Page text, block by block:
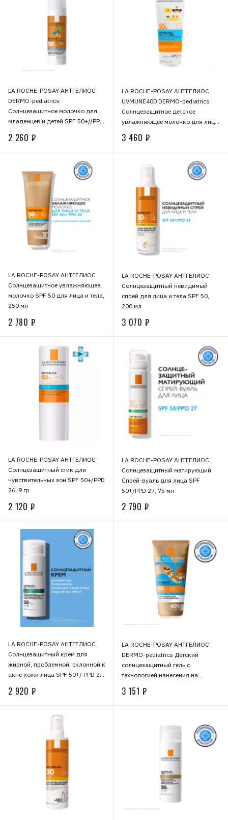
LA ROCHE-POSAY АНТГЕЛИОС
DERMO-pediatrics
Солнцезащитное молочко для
младенцев и детей SPF 50+//PPD
2 260 ₽
LA ROCHE-POSAY АНТГЕЛИОС
UVMUNE400 DERMO-pediatrics
Солнцезащитное детское
увлажняющее молочко для лица
3 460 ₽
LA ROCHE-POSAY АНТГЕЛИОС
Солнцезащитное увлажняющее
молочко SPF 50 для лица и тела,
250 мл
2 780 ₽
LA ROCHE-POSAY АНТГЕЛИОС
Солнцезащитный невидимый
спрей для лица и тела SPF 50,
200 мл
3 070 ₽
LA ROCHE-POSAY АНТГЕЛИОС
Солнцезащитный стик для
чувствительных зон SPF 50+/PPD
26, 9 гр
2 120 ₽
LA ROCHE-POSAY АНТГЕЛИОС
Солнцезащитный матирующий
Спрей-вуаль для лица SPF
50+/PPD 27, 75 мл
2 790 ₽
LA ROCHE-POSAY АНТГЕЛИОС
Солнцезащитный крем для
жирной, проблемной, склонной к
акне кожи лица SPF 50+/ PPD 27,
2 920 ₽
LA ROCHE-POSAY АНТГЕЛИОС
DERMO-pediatrics Детский
солнцезащитный гель с
технологией нанесения на
SPF 50+, 200 мл
3 151 ₽